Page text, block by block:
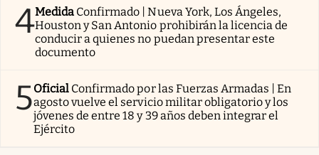
4Medida Confirmado | Nueva York, Los Ángeles,
Houston y San Antonio prohibirán la licencia de
conducir a quienes no puedan presentar este
documento
5Oficial Confirmado por las Fuerzas Armadas | En
agosto vuelve el servicio militar obligatorio y los
jóvenes de entre 18 y 39 años deben integrar el
Ejército